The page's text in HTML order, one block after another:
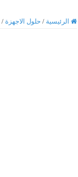
الرئيسية / حلول الاجهزة /